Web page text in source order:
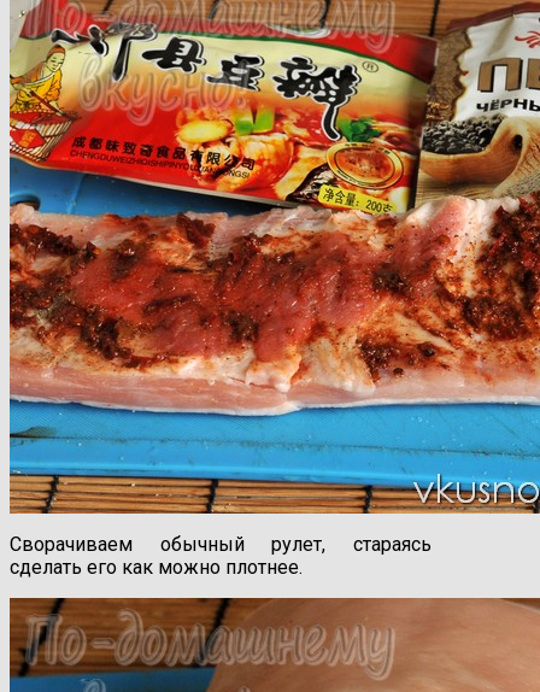
Сворачиваем обычный рулет, стараясь
сделать его как можно плотнее.